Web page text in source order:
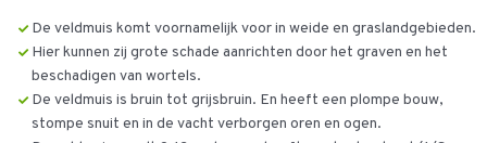
De veldmuis komt voornamelijk voor in weide en graslandgebieden.
Hier kunnen zij grote schade aanrichten door het graven en het
beschadigen van wortels.
De veldmuis is bruin tot grijsbruin. En heeft een plompe bouw,
stompe snuit en in de vacht verborgen oren en ogen.